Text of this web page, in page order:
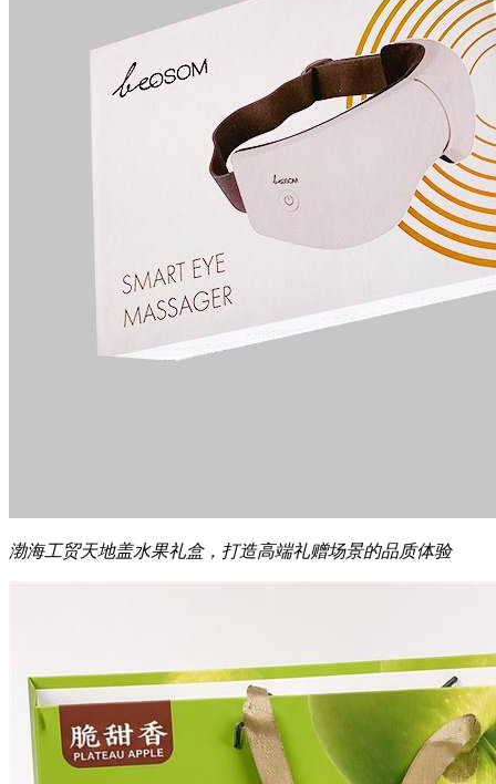
渤海工贸天地盖水果礼盒，打造高端礼赠场景的品质体验